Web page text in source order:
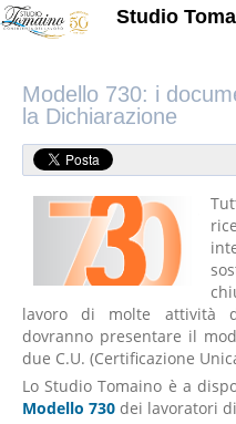
Studio
Modello 730: i
la Dichiarazione
lavoro di molte attività
dovranno presentare il
due C.U. (Certificazione
Lo Studio Tomaino è a
Modello 730 dei lavoratori